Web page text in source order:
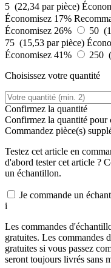
5 (22,34 par pièce)
Économisez 17%
Économisez 26%
50
75 (15,53 par pièce)
Économisez 41%
250
Choisissez votre quantité
Confirmez la quantité
Confirmez la quantité pour
Commandez pièce(s)
Testez cet article en
d'abord tester cet article ?
un échantillon.
Je commande un
i
Les commandes
gratuites. Les commandes
gratuites si vous passez
seront toujours livrés sans